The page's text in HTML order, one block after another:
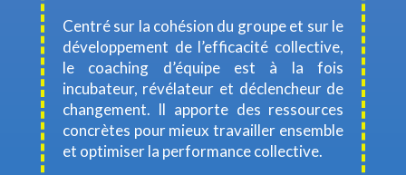
Centré sur la cohésion du groupe et sur le
développement de l’efficacité collective,
le coaching d’équipe est à la fois
incubateur, révélateur et déclencheur de
changement. Il apporte des ressources
concrètes pour mieux travailler ensemble
et optimiser la performance collective.